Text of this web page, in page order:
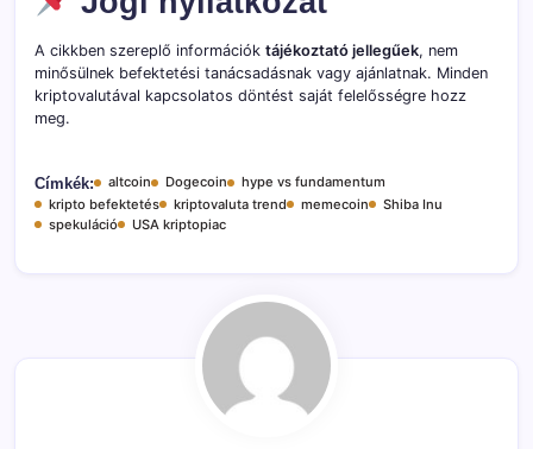
A cikkben szereplő információk tájékoztató jellegűek, nem
minősülnek befektetési tanácsadásnak vagy ajánlatnak. Minden
kriptovalutával kapcsolatos döntést saját felelősségre hozz
meg.
Címkék: altcoin Dogecoin
hype vs fundamentum
kripto befektetés
kriptovaluta trend memecoin
Shiba Inu
spekuláció
USA kriptopiac